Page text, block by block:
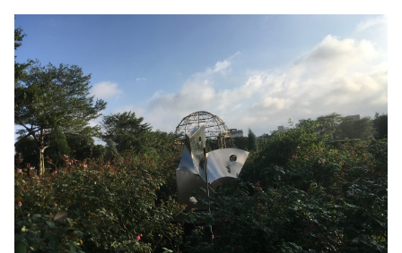
台灣台北玫瑰園